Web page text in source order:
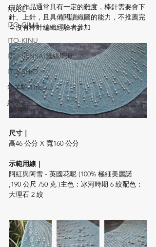
NUBE
ITO-GIMA
ITO-KINU
ITO-SENSAI蠶絲馬海
ITO-SHIO
幼羊駝 Titicaca
絲羊毛
由於作品通常具有一定的難度，棒針需要會下
針、上針，且具備閱讀織圖的能力，不推薦完
全沒有棒針編織經驗者參加
尺寸｜
高46 公分 X 寬160 公分
示範用線｜
阿紅與阿雪 - 英國花呢 (100% 極細美麗諾
,190 公尺 /50 克 )主色：冰河時期 6 絞配色：
大理石 2 絞